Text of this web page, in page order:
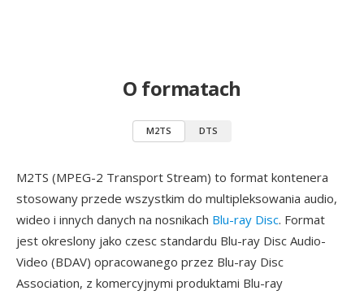
O formatach
M2TS DTS
M2TS (MPEG-2 Transport Stream) to format kontenera
stosowany przede wszystkim do multipleksowania audio,
wideo i innych danych na nosnikach Blu-ray Disc. Format
jest okreslony jako czesc standardu Blu-ray Disc Audio-
Video (BDAV) opracowanego przez Blu-ray Disc
Association, z komercyjnymi produktami Blu-ray